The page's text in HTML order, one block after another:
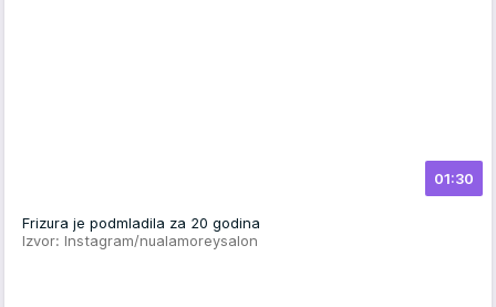
01:30
Frizura je podmladila za 20 godina
Izvor: Instagram/nualamoreysalon